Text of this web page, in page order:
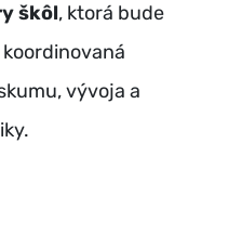
škôl, ktorá bude
vývoja a